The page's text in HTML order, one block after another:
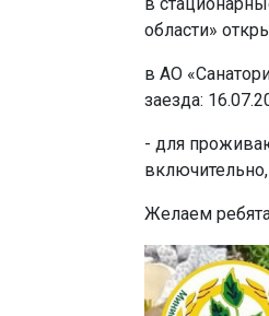
области»
в АО
заезда:
- для
Желаем